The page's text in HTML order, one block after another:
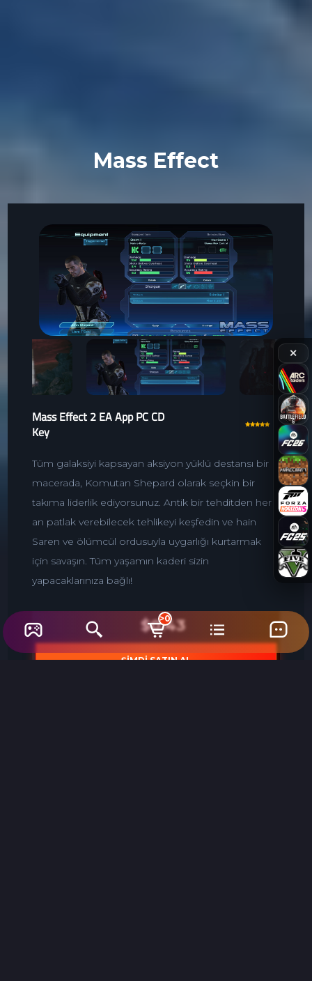
✕
Mass Effect
Mass Effect 2 EA App PC CD
Key
Tüm galaksiyi kapsayan aksiyon yüklü destansı bir
macerada, Komutan Shepard olarak seçkin bir
takıma liderlik ediyorsunuz. Antik bir tehditden her
an patlak verebilecek tehlikeyi keşfedin ve hain
Saren ve ölümcül ordusuyla uygarlığı kurtarmak
için savaşın. Tüm yaşamın kaderi sizin
yapacaklarınıza bağlı!
$0.43
ŞİMDİ SATIN AL
>0